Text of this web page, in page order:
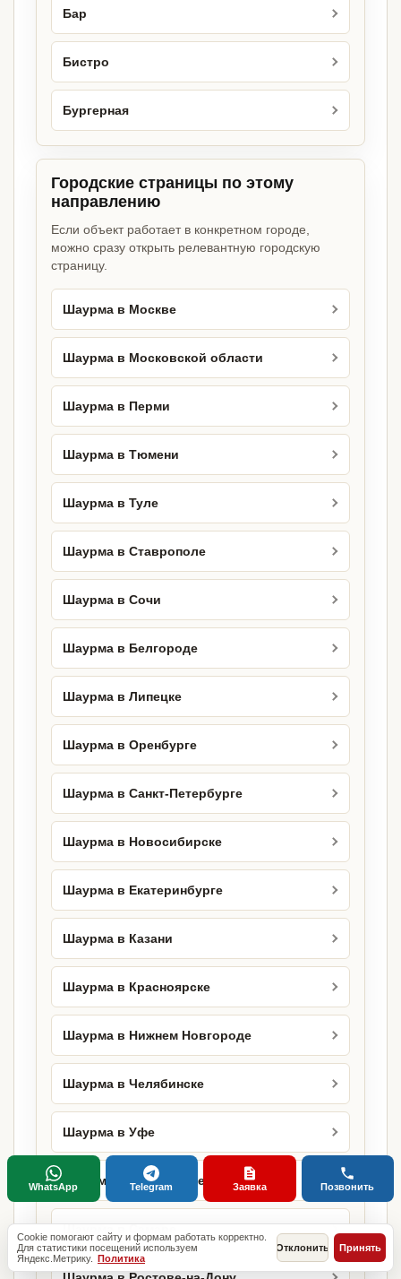
Бар
Бистро
Бургерная
Городские страницы по этому
направлению
Если объект работает в конкретном городе,
можно сразу открыть релевантную городскую
страницу.
Шаурма в Москве
Шаурма в Московской области
Шаурма в Перми
Шаурма в Тюмени
Шаурма в Туле
Шаурма в Ставрополе
Шаурма в Сочи
Шаурма в Белгороде
Шаурма в Липецке
Шаурма в Оренбурге
Шаурма в Санкт-Петербурге
Шаурма в Новосибирске
Шаурма в Екатеринбурге
Шаурма в Казани
Шаурма в Красноярске
Шаурма в Нижнем Новгороде
Шаурма в Челябинске
Шаурма в Уфе
Шаурма в Краснодаре
Шаурма в Самаре
Cookie помогают сайту и формам работать корректно.
Для статистики посещений используем
Яндекс.Метрику. Политика
Отклонить Принять
WhatsApp Telegram Заявка Позвонить